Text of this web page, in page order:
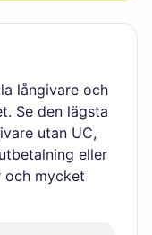
långivare och
Se den lägsta
utan UC,
eller
och mycket